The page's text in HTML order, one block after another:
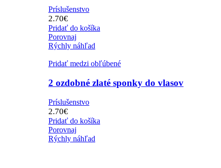
Príslušenstvo
2.70€
Pridať do košíka
Porovnaj
Rýchly náhľad
Pridať medzi obľúbené
2 ozdobné zlaté sponky do vlasov
Príslušenstvo
2.70€
Pridať do košíka
Porovnaj
Rýchly náhľad